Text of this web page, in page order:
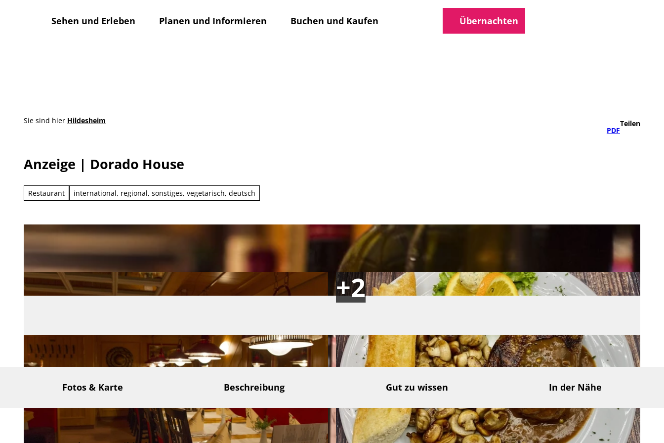
Sehen und Erleben Planen und Informieren Buchen und Kaufen Übernachten
Sie sind hier Hildesheim
PDF
Teilen
Anzeige | Dorado House
Restaurant international, regional, sonstiges, vegetarisch, deutsch
Fotos & Karte Beschreibung Gut zu wissen In der Nähe